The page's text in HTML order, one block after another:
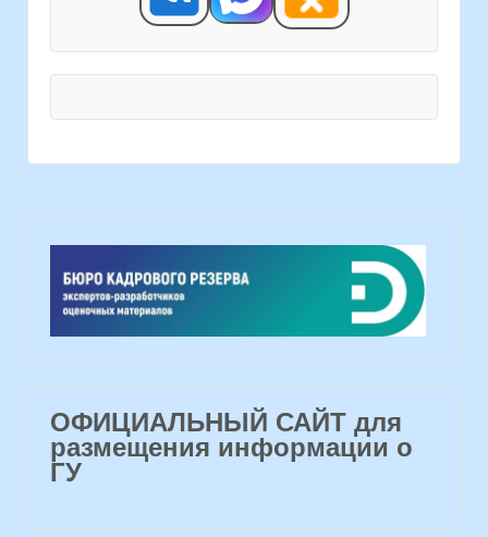
ОФИЦИАЛЬНЫЙ САЙТ для
размещения информации о
ГУ